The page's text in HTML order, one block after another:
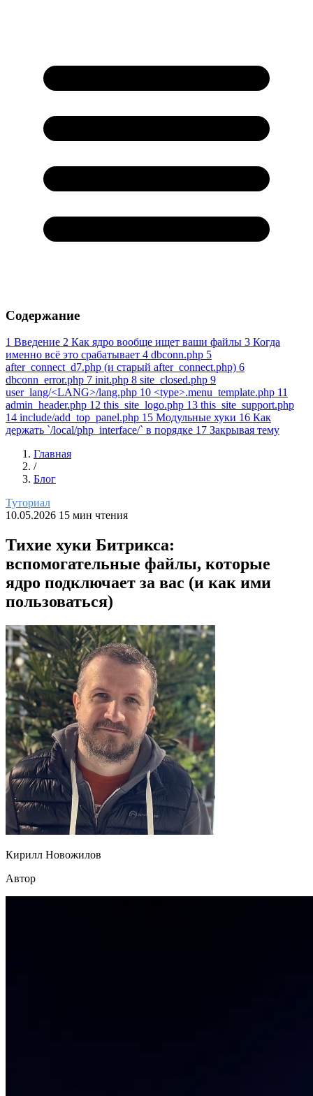
Содержание
1 Введение 2 Как ядро вообще ищет ваши файлы 3 Когда
именно всё это срабатывает 4 dbconn.php 5
after_connect_d7.php (и старый after_connect.php) 6
dbconn_error.php 7 init.php 8 site_closed.php 9
user_lang/<LANG>/lang.php 10 <type>.menu_template.php 11
admin_header.php 12 this_site_logo.php 13 this_site_support.php
14 include/add_top_panel.php 15 Модульные хуки 16 Как
держать `/local/php_interface/` в порядке 17 Закрывая тему
Главная
/
Блог
Туториал
10.05.2026 15 мин чтения
Тихие хуки Битрикса:
вспомогательные файлы, которые
ядро подключает за вас (и как ими
пользоваться)
Кирилл Новожилов
Автор